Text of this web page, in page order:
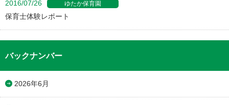
2016/07/26
保育士体験レポート
バックナンバー
2026年6月